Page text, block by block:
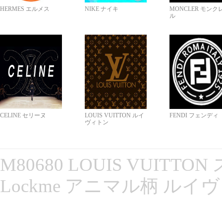
HERMES エルメス NIKE ナイキ
MONCLER モンク
ル
CELINE セリーヌ
LOUIS VUITTON ルイ
ヴィトン
FENDI フェンディ
M80680 LOUIS VUITTON
Lockme アニマル柄 ルイ